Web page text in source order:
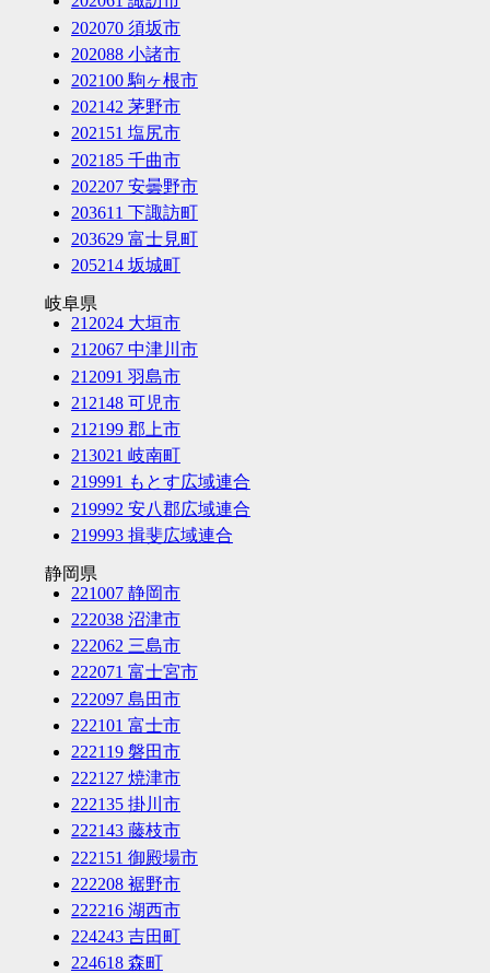
202070 須坂市
202088 小諸市
202100 駒ヶ根市
202142 茅野市
202151 塩尻市
202185 千曲市
202207 安曇野市
203611 下諏訪町
203629 富士見町
205214 坂城町
岐阜県
212024 大垣市
212067 中津川市
212091 羽島市
212148 可児市
212199 郡上市
213021 岐南町
219991 もとす広域連合
219992 安八郡広域連合
219993 揖斐広域連合
静岡県
221007 静岡市
222038 沼津市
222062 三島市
222071 富士宮市
222097 島田市
222101 富士市
222119 磐田市
222127 焼津市
222135 掛川市
222143 藤枝市
222151 御殿場市
222208 裾野市
222216 湖西市
224243 吉田町
224618 森町